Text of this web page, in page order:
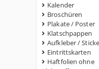
Kalender
Broschüren
Plakate / Poster
Klatschpappen
Aufkleber /
Eintrittskarten
Haftfolien ohne